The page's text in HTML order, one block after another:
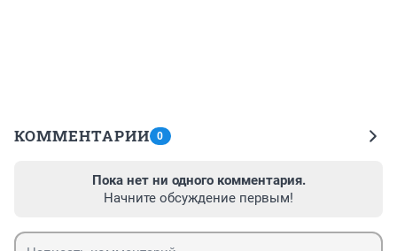
КОММЕНТАРИИ 0
Пока нет ни одного комментария.
Начните обсуждение первым!